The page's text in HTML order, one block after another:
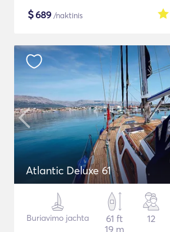
$689 /naktinis
Atlantic Deluxe 61
Buriavimo jachta
61 ft
19 m
12